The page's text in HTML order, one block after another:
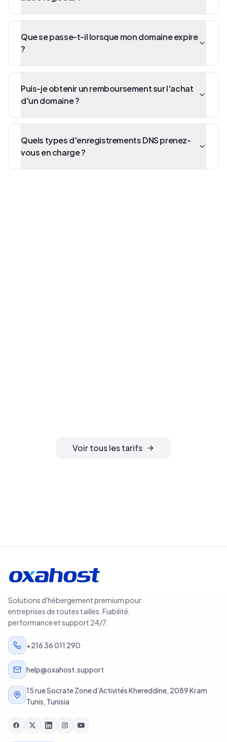
Que se passe-t-il lorsque mon domaine expire
?
Puis-je obtenir un remboursement sur l'achat
d'un domaine ?
Quels types d'enregistrements DNS prenez-
vous en charge ?
Voir tous les tarifs
Solutions d'hébergement premium pour
entreprises de toutes tailles. Fiabilité,
performance et support 24/7.
+216 36 011 290
help@oxahost.support
15 rue Socrate Zone d’Activités Khereddine, 2089 Kram
Tunis, Tunisia